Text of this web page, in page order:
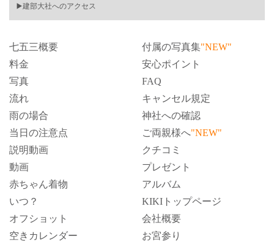
▶️建部大社へのアクセス
七五三概要
料金
写真
流れ
雨の場合
当日の注意点
説明動画
動画
赤ちゃん着物
いつ？
オフショット
空きカレンダー
付属の写真集"NEW"
安心ポイント
FAQ
キャンセル規定
神社への確認
ご両親様へ"NEW"
クチコミ
プレゼント
アルバム
KIKIトップページ
会社概要
お宮参り